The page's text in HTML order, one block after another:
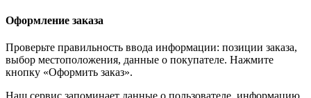
Оформление заказа
Проверьте правильность ввода информации: позиции заказа,
выбор местоположения, данные о покупателе. Нажмите
кнопку «Оформить заказ».